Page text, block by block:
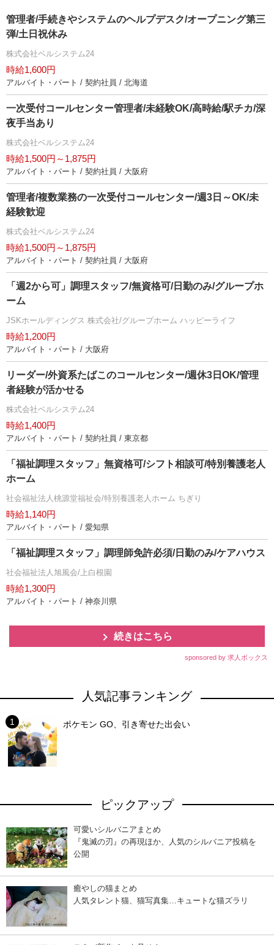
管理者/手続きやシステムのヘルプデスク/オープニング第三
弾/土日祝休み
株式会社ベルシステム24
時給1,600円
アルバイト・パート / 契約社員 / 北海道
一次受付コールセンター管理者/未経験OK/高時給/駅チカ/深
夜手当あり
株式会社ベルシステム24
時給1,500円～1,875円
アルバイト・パート / 契約社員 / 大阪府
管理者/複数業務の一次受付コールセンター/週3日～OK/未
経験歓迎
株式会社ベルシステム24
時給1,500円～1,875円
アルバイト・パート / 契約社員 / 大阪府
「週2から可」調理スタッフ/無資格可/日勤のみ/グループホ
ーム
JSKホールディングス 株式会社/グループホーム ハッピーライフ
時給1,200円
アルバイト・パート / 大阪府
リーダー/外資系たばこのコールセンター/週休3日OK/管理
者経験が活かせる
株式会社ベルシステム24
時給1,400円
アルバイト・パート / 契約社員 / 東京都
「福祉調理スタッフ」無資格可/シフト相談可/特別養護老人
ホーム
社会福祉法人桃源堂福祉会/特別養護老人ホーム ちぎり
時給1,140円
アルバイト・パート / 愛知県
「福祉調理スタッフ」調理師免許必須/日勤のみ/ケアハウス
社会福祉法人旭風会/上白根園
時給1,300円
アルバイト・パート / 神奈川県
続きはこちら
sponsored by 求人ボックス
人気記事ランキング
ポケモン GO、引き寄せた出会い
ピックアップ
可愛いシルバニアまとめ
『鬼滅の刃』の再現ほか、人気のシルバニア投稿を
公開
癒やしの猫まとめ
人気タレント猫、猫写真集…キュートな猫ズラリ